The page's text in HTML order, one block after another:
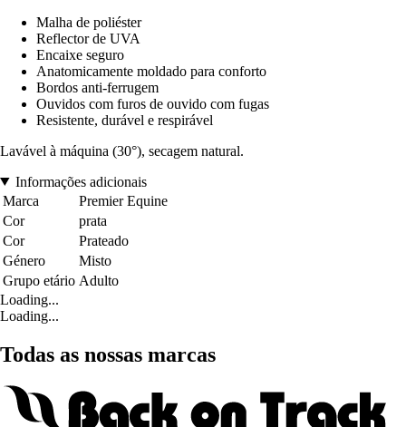
Malha de poliéster
Reflector de UVA
Encaixe seguro
Anatomicamente moldado para conforto
Bordos anti-ferrugem
Ouvidos com furos de ouvido com fugas
Resistente, durável e respirável
Lavável à máquina (30°), secagem natural.
Informações adicionais
Marca
Premier Equine
Cor
prata
Cor
Prateado
Género
Misto
Grupo etário Adulto
Loading...
Loading...
Todas as nossas marcas